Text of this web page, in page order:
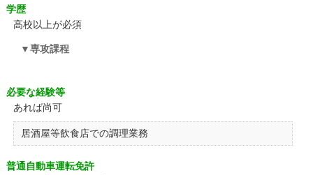
学歴
高校以上が必須
専攻課程
必要な経験等
あれば尚可
居酒屋等飲食店での調理業務
普通自動車運転免許